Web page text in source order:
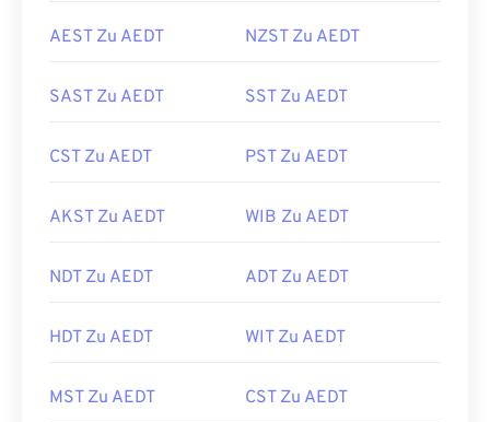
AEST Zu AEDT NZST Zu AEDT
SAST Zu AEDT SST Zu AEDT
CST Zu AEDT PST Zu AEDT
AKST Zu AEDT WIB Zu AEDT
NDT Zu AEDT ADT Zu AEDT
HDT Zu AEDT WIT Zu AEDT
MST Zu AEDT CST Zu AEDT